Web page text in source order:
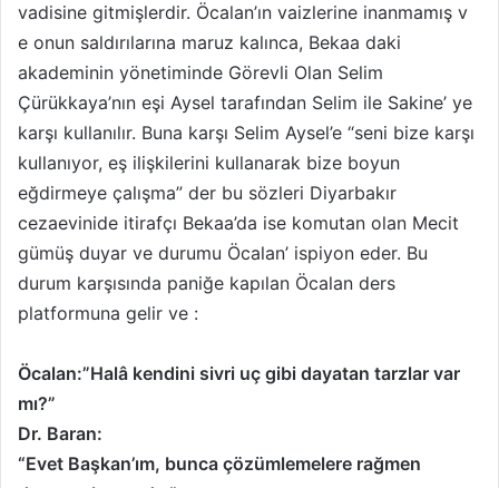
vadisine gitmişlerdir. Öcalan’ın vaizlerine inanmamış v
e onun saldırılarına maruz kalınca, Bekaa daki
akademinin yönetiminde Görevli Olan Selim
Çürükkaya’nın eşi Aysel tarafından Selim ile Sakine’ ye
karşı kullanılır. Buna karşı Selim Aysel’e “seni bize karşı
kullanıyor, eş ilişkilerini kullanarak bize boyun
eğdirmeye çalışma” der bu sözleri Diyarbakır
cezaevinide itirafçı Bekaa’da ise komutan olan Mecit
gümüş duyar ve durumu Öcalan’ ispiyon eder. Bu
durum karşısında paniğe kapılan Öcalan ders
platformuna gelir ve :
Öcalan:”Halâ kendini sivri uç gibi dayatan tarzlar var
mı?”
Dr. Baran:
“Evet Başkan’ım, bunca çözümlemelere rağmen